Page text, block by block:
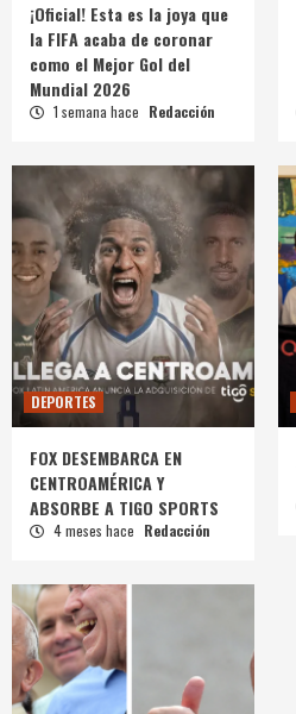
¡Oficial! Esta es la joya que
la FIFA acaba de coronar
como el Mejor Gol del
Mundial 2026
1 semana hace Redacción
DEPORTES
FOX DESEMBARCA EN
CENTROAMÉRICA Y
ABSORBE A TIGO SPORTS
4 meses hace Redacción